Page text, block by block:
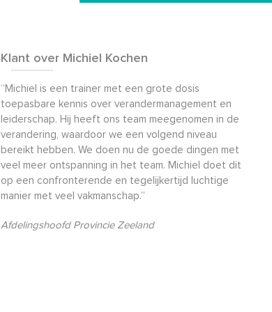
Klant over Michiel Kochen
“Michiel is een trainer met een grote dosis
toepasbare kennis over verandermanagement en
leiderschap. Hij heeft ons team meegenomen in de
verandering, waardoor we een volgend niveau
bereikt hebben. We doen nu de goede dingen met
veel meer ontspanning in het team. Michiel doet dit
op een confronterende en tegelijkertijd luchtige
manier met veel vakmanschap.”
Afdelingshoofd Provincie Zeeland